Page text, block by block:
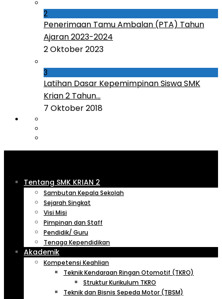
2
Penerimaan Tamu Ambalan (PTA) Tahun
Ajaran 2023-2024
2 Oktober 2023
3
Latihan Dasar Kepemimpinan Siswa SMK
Krian 2 Tahun...
7 Oktober 2018
Tentang SMK KRIAN 2
Sambutan Kepala Sekolah
Sejarah Singkat
Visi Misi
Pimpinan dan Staff
Pendidik/ Guru
Tenaga Kependidikan
Akademik
Kompetensi Keahlian
Teknik Kendaraan Ringan Otomotif (TKRO)
Struktur Kurikulum TKRO
Teknik dan Bisnis Sepeda Motor (TBSM)